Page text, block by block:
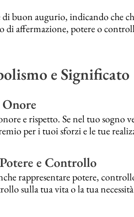
buon augurio, indicando che
di affermazione, potere o
e Significato
e rispetto. Se nel tuo sogno
per i tuoi sforzi e le tue
e Controllo
rappresentare potere,
sulla tua vita o la tua